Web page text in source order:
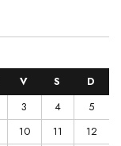
V S
D
3 4
5
10 11
12